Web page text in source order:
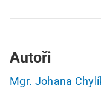
Autoři
Mgr. Johana